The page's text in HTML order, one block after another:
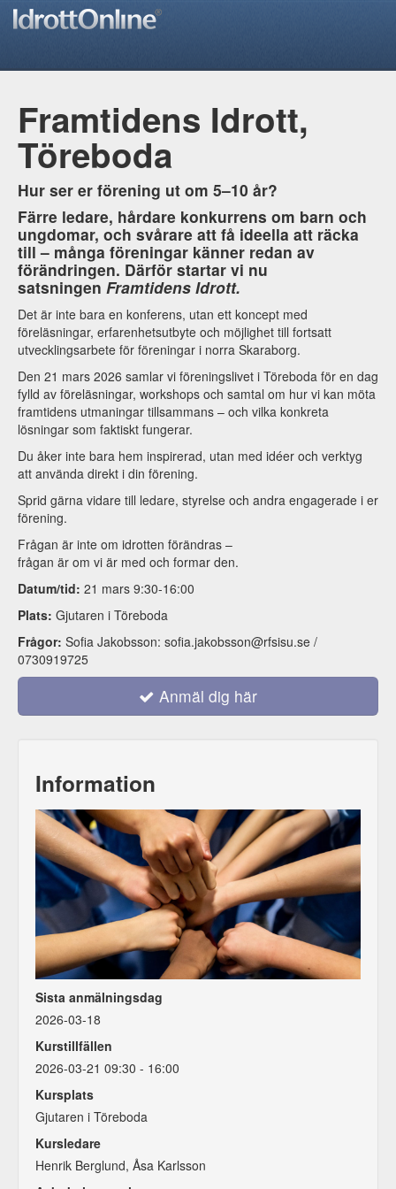
Framtidens Idrott,
Töreboda
Hur ser er förening ut om 5–10 år?
Färre ledare, hårdare konkurrens om barn och
ungdomar, och svårare att få ideella att räcka
till – många föreningar känner redan av
förändringen. Därför startar vi nu
satsningen Framtidens Idrott.
Det är inte bara en konferens, utan ett koncept med
föreläsningar, erfarenhetsutbyte och möjlighet till fortsatt
utvecklingsarbete för föreningar i norra Skaraborg.
Den 21 mars 2026 samlar vi föreningslivet i Töreboda för en dag
fylld av föreläsningar, workshops och samtal om hur vi kan möta
framtidens utmaningar tillsammans – och vilka konkreta
lösningar som faktiskt fungerar.
Du åker inte bara hem inspirerad, utan med idéer och verktyg
att använda direkt i din förening.
Sprid gärna vidare till ledare, styrelse och andra engagerade i er
förening.
Frågan är inte om idrotten förändras –
frågan är om vi är med och formar den.
Datum/tid: 21 mars 9:30-16:00
Plats: Gjutaren i Töreboda
Frågor: Sofia Jakobsson: sofia.jakobsson@rfsisu.se /
0730919725
Anmäl dig här
Information
Sista anmälningsdag
2026-03-18
Kurstillfällen
2026-03-21 09:30 - 16:00
Kursplats
Gjutaren i Töreboda
Kursledare
Henrik Berglund, Åsa Karlsson